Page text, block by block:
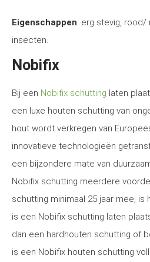
Eigenschappen: erg stevig, rood/
insecten.
Nobifix
Bij een Nobifix schutting laten
een luxe houten schutting van
hout wordt verkregen van
innovatieve technologieën
een bijzondere mate van
Nobifix schutting meerdere
schutting minimaal 25 jaar mee, is
is een Nobifix schutting laten
dan een hardhouten schutting of
is een Nobifix houten schutting